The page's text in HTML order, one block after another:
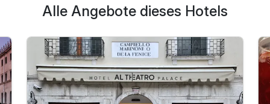
Alle Angebote dieses Hotels